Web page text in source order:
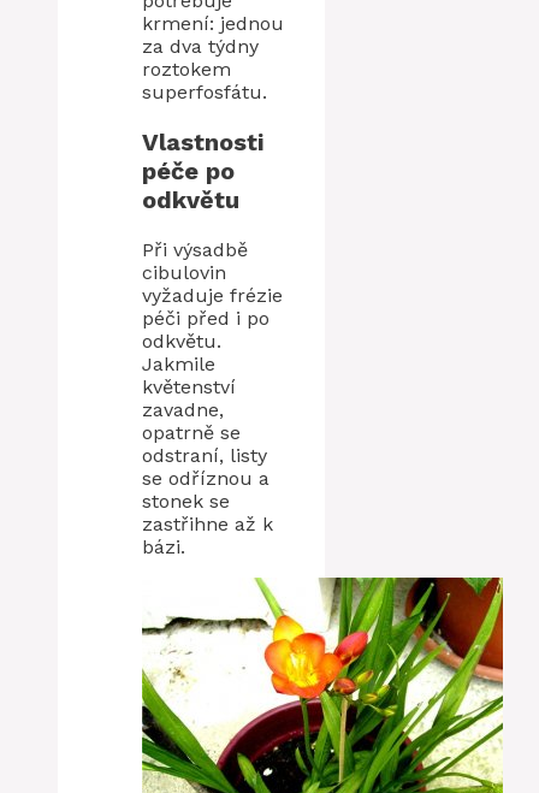
krmení: jednou
za dva týdny
roztokem
superfosfátu.
Vlastnosti
péče po
odkvětu
Při výsadbě
cibulovin
vyžaduje frézie
péči před i po
odkvětu.
Jakmile
květenství
zavadne,
opatrně se
odstraní, listy
se odříznou a
stonek se
zastřihne až k
bázi.